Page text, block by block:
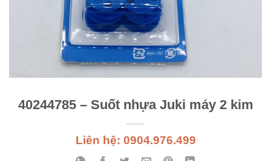
40244785 – Suốt nhựa Juki máy 2 kim
Liên hệ: 0904.976.499